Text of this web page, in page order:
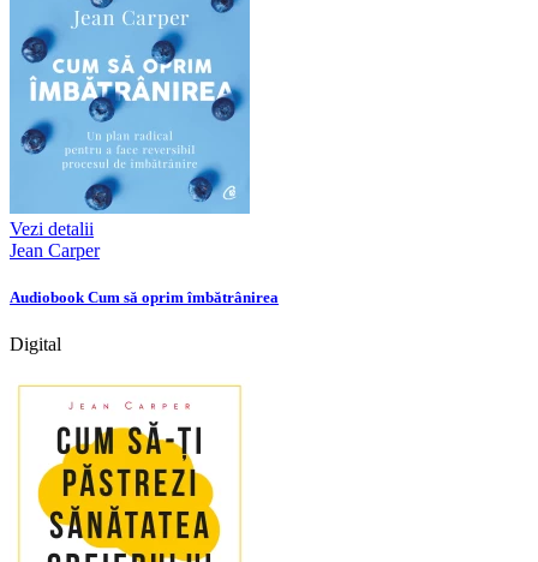
Vezi detalii
Jean Carper
Audiobook Cum să oprim îmbătrânirea
Digital